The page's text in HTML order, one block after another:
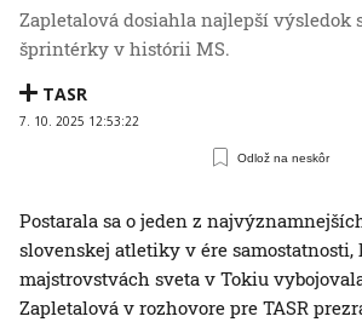
Zapletalová dosiahla najlepší výsledok
šprintérky v histórii MS.
TASR
7. 10. 2025 12:53:22
Odlož na neskôr
Postarala sa o jeden z
slovenskej atletiky v ére samostatnosti,
majstrovstvách sveta v Tokiu
Zapletalová v rozhovore pre TASR